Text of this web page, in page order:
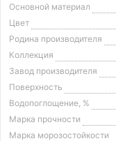
Основной материал
Цвет
Родина производителя
Коллекция
Завод производителя
Поверхность
Водопоглощение, %
Марка прочности
Марка морозостойкости